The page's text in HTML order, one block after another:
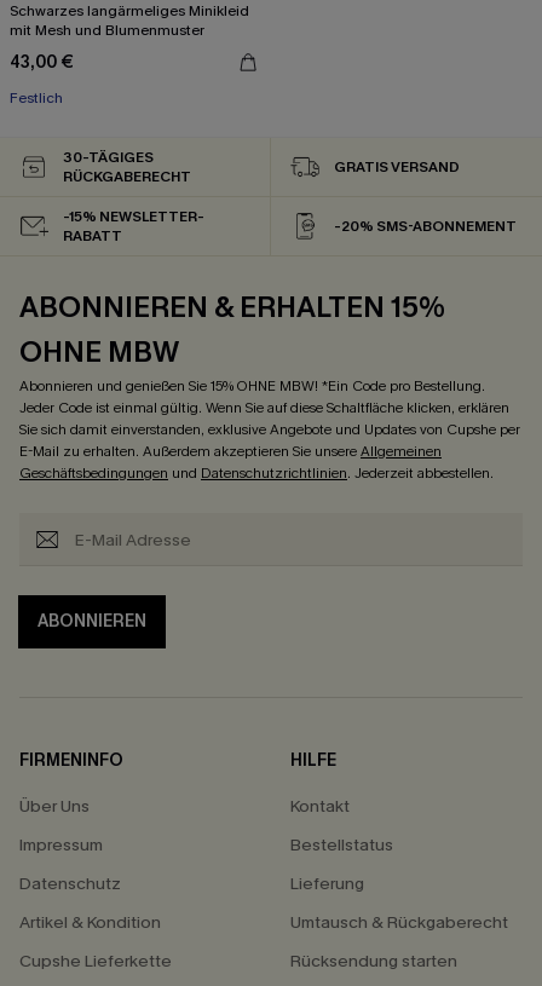
Schwarzes langärmeliges Minikleid
mit Mesh und Blumenmuster
43,00 €
Festlich
30-TÄGIGES
RÜCKGABERECHT
GRATIS VERSAND
-15% NEWSLETTER-
RABATT
-20% SMS-ABONNEMENT
ABONNIEREN & ERHALTEN 15%
OHNE MBW
Abonnieren und genießen Sie 15% OHNE MBW! *Ein Code pro Bestellung.
Jeder Code ist einmal gültig. Wenn Sie auf diese Schaltfläche klicken, erklären
Sie sich damit einverstanden, exklusive Angebote und Updates von Cupshe per
E-Mail zu erhalten. Außerdem akzeptieren Sie unsereAllgemeinen
Geschäftsbedingungen und Datenschutzrichtlinien. Jederzeit abbestellen.
ABONNIEREN
FIRMENINFO
Über Uns
Impressum
Datenschutz
Artikel & Kondition
Cupshe Lieferkette
HILFE
Kontakt
Bestellstatus
Lieferung
Umtausch & Rückgaberecht
Rücksendung starten